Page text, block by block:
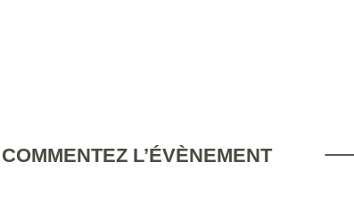
COMMENTEZ L’ÉVÈNEMENT